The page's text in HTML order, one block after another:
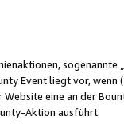
sogenannte
Event liegt vor,
eine an der
Aktion ausführt.